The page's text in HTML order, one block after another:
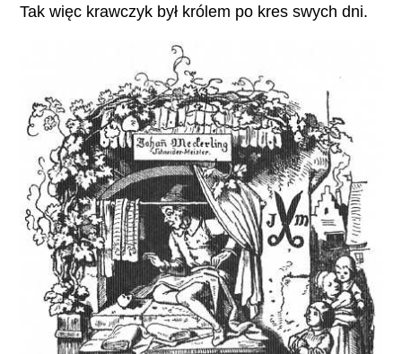
Tak więc krawczyk był królem po kres swych dni.